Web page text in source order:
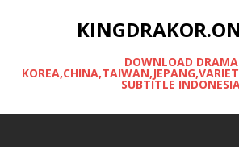
DOWNLOAD DRAMA
SUBTITLE